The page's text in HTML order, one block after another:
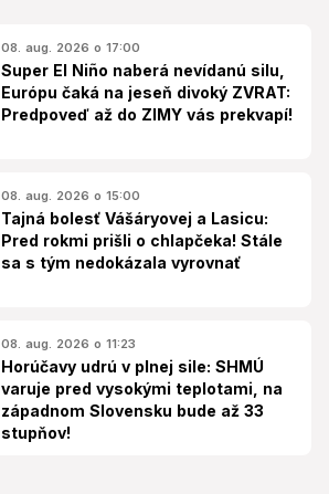
08. aug. 2026 o 17:00
Super El Niño naberá nevídanú silu,
Európu čaká na jeseň divoký ZVRAT:
Predpoveď až do ZIMY vás prekvapí!
08. aug. 2026 o 15:00
Tajná bolesť Vášáryovej a Lasicu:
Pred rokmi prišli o chlapčeka! Stále
sa s tým nedokázala vyrovnať
08. aug. 2026 o 11:23
Horúčavy udrú v plnej sile: SHMÚ
varuje pred vysokými teplotami, na
západnom Slovensku bude až 33
stupňov!